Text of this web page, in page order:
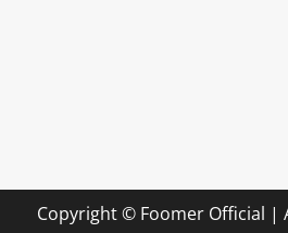
Copyright © Foomer Official |